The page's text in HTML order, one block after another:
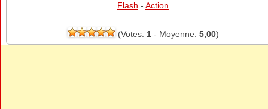
Flash - Action
(Votes: 1- Moyenne: 5,00)